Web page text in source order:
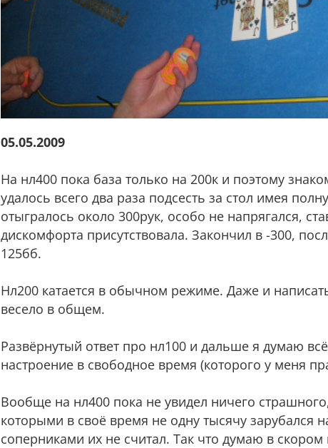
05.05.2009
На нл400 пока база только на 200к и поэтому
удалось всего два раза подсесть за стол имея
отыгралось около 300рук, особо не напрягался,
дискомфорта присутствовала. Закончил в -300,
125бб.
Нл200 катается в обычном режиме. Даже и
весело в общем.
Развёрнутый ответ про нл100 и дальше я думаю
настроение в свободное время (которого у меня
Вообще на нл400 пока не увидел ничего
которыми в своё время не одну тысячу зарубался
соперниками их не считал. Так что думаю в